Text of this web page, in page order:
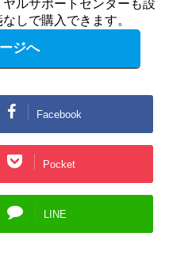
ルサポートセンターも設
しで購入できます。
ジへ
Facebook
Pocket
LINE